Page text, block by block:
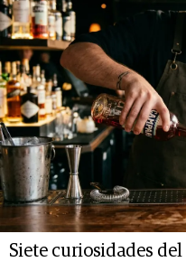
Siete curiosidades